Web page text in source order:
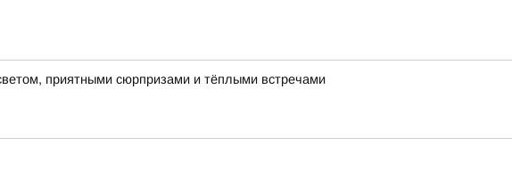
приятными сюрпризами и тёплыми встречами